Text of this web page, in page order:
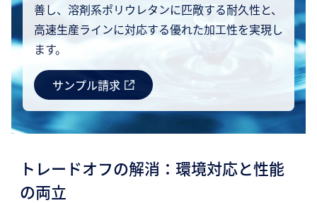
善し、溶剤系ポリウレタンに匹敵する耐久性と、
高速生産ラインに対応する優れた加工性を実現し
ます。
サンプル請求
トレードオフの解消：環境対応と性能
の両立